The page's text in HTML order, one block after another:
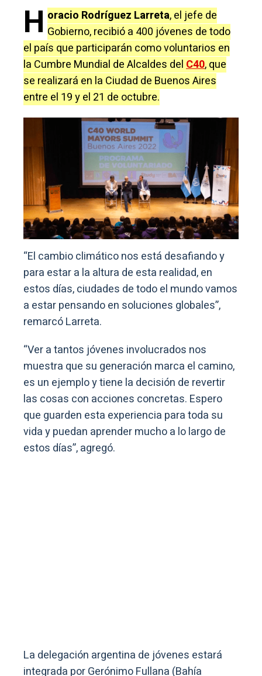
H oracio Rodríguez Larreta, el jefe de
Gobierno, recibió a 400 jóvenes de todo
el país que participarán como voluntarios en
la Cumbre Mundial de Alcaldes delC40, que
se realizará en la Ciudad de Buenos Aires
entre el 19 y el 21 de octubre.
“El cambio climático nos está desafiando y
para estar a la altura de esta realidad, en
estos días, ciudades de todo el mundo vamos
a estar pensando en soluciones globales”,
remarcó Larreta.
“Ver a tantos jóvenes involucrados nos
muestra que su generación marca el camino,
es un ejemplo y tiene la decisión de revertir
las cosas con acciones concretas. Espero
que guarden esta experiencia para toda su
vida y puedan aprender mucho a lo largo de
estos días”, agregó.
La delegación argentina de jóvenes estará
integrada por Gerónimo Fullana (Bahía